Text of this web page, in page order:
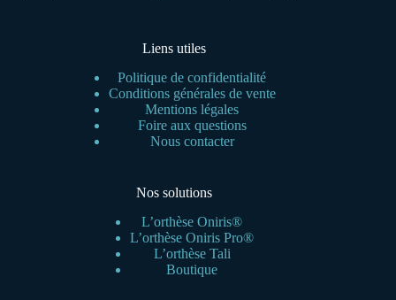
Liens utiles
Politique de confidentialité
Conditions générales de vente
Mentions légales
Foire aux questions
Nous contacter
Nos solutions
L’orthèse Oniris®
L’orthèse Oniris Pro®
L’orthèse Tali
Boutique